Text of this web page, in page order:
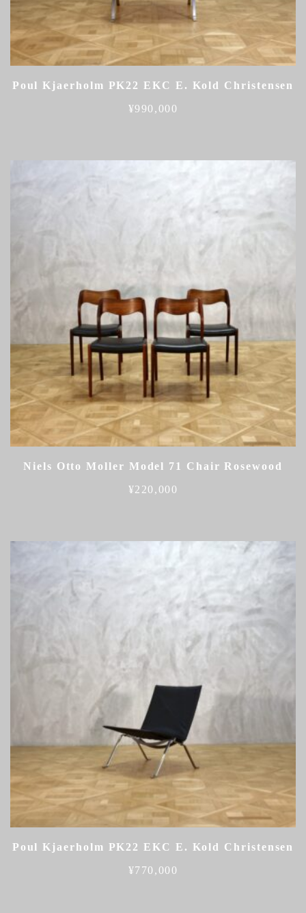
Poul Kjaerholm PK22 EKC E. Kold Christensen
¥990,000
Niels Otto Moller Model 71 Chair Rosewood
¥220,000
Poul Kjaerholm PK22 EKC E. Kold Christensen
¥770,000